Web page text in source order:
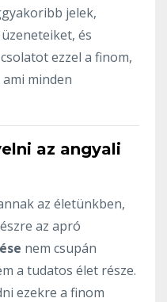
jelek,
és
ezzel a finom,
minden
az angyali
az életünkben,
az apró
nem csupán
a tudatos élet része.
ezekre a finom